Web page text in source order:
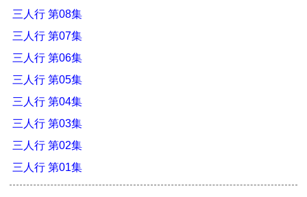
三人行 第08集
三人行 第07集
三人行 第06集
三人行 第05集
三人行 第04集
三人行 第03集
三人行 第02集
三人行 第01集